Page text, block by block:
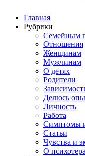
Главная
Рубрики
Семейным
Отношения
Женщинам
Мужчинам
О детях
Родители
Делюсь
Личность
Работа
Симптомы и
Статьи
Чувства и
О